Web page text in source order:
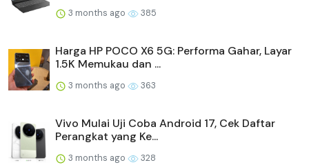
3 months ago 385
Harga HP POCO X6 5G: Performa Gahar, Layar
1.5K Memukau dan ...
3 months ago 363
Vivo Mulai Uji Coba Android 17, Cek Daftar
Perangkat yang Ke...
3 months ago 328